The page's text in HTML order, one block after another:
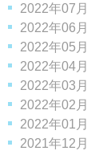
2022年07月
2022年06月
2022年05月
2022年04月
2022年03月
2022年02月
2022年01月
2021年12月